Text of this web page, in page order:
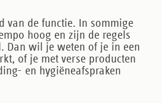
van de functie. In sommige
hoog en zijn de regels
Dan wil je weten of je in een
of je met verse producten
en hygiëneafspraken